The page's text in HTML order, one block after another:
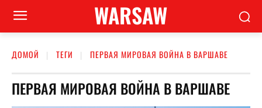
WARSAW
ДОМОЙ ТЕГИ ПЕРВАЯ МИРОВАЯ ВОЙНА В ВАРШАВЕ
ПЕРВАЯ МИРОВАЯ ВОЙНА В ВАРШАВЕ